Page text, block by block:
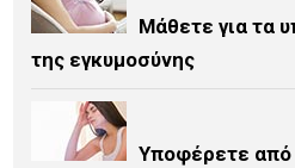
Μάθετε για τα
της εγκυμοσύνης
Υποφέρετε από